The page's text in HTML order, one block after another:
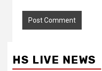
HS LIVE NEWS